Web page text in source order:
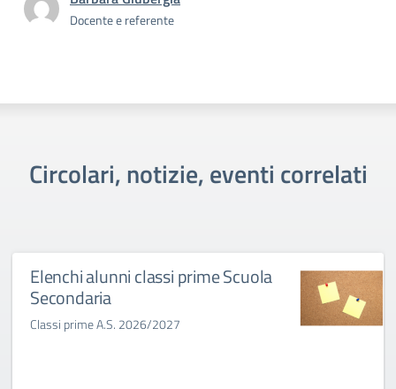
Docente e referente
Circolari, notizie, eventi correlati
Elenchi alunni classi prime Scuola
Secondaria
Classi prime A.S. 2026/2027